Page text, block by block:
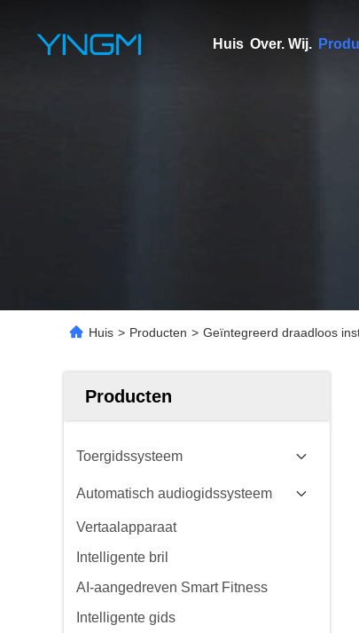
Huis Over. Wij.
Huis > Producten > Geïntegreerd draadloos
Producten
Toergidssysteem
Automatisch audiogidssysteem
Vertaalapparaat
Intelligente bril
AI-aangedreven Smart Fitness
Intelligente gids